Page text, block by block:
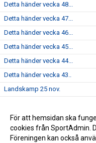
Detta händer vecka 48...
Detta händer vecka 47...
Detta händer vecka 46...
Detta händer vecka 45...
Detta händer vecka 44...
Detta händer vecka 43..
Landskamp 25 nov.
Skridsko och korvgrillning
Regelgenomgång 28 okt. 11:00
För att hemsidan ska
cookies från SportAdmin.
Föreningen kan också